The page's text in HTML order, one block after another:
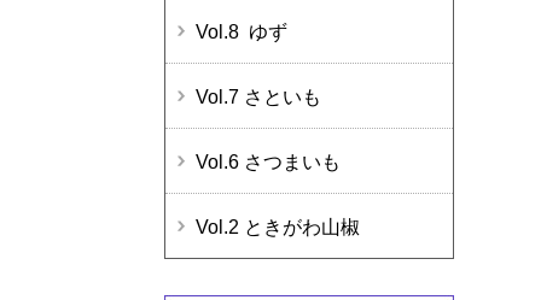
Vol.8 ゆず
Vol.7 さといも
Vol.6 さつまいも
Vol.2 ときがわ山椒